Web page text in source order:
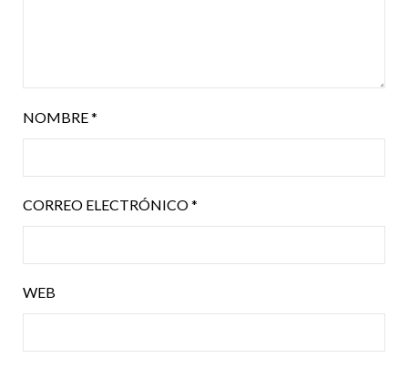
NOMBRE*
CORREO ELECTRÓNICO*
WEB